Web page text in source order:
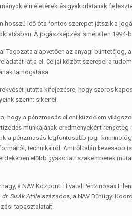
elméletének és gyakorlatának
hosszú idő óta fontos szerepet játszik a
A jogászképzés ismételten 1994-
Tagozata alapvetően az anyagi
látja el. Céljai között szerepel a
támogatása.
jutatta kifejezésre, hogy szoros
szerint sikerrel.
hogy a pénzmosás elleni küzdelem
munkájának eredményeként
a pénzmosás legfontosabb jogi,
technikáiról. Amiről talán kevesebb
előbb gyakorlati szakemberek
a NAV Központi Hivatal Pénzmosás
dr. Sisák Attila százados, a NAV Bűnügyi
tapasztalatait.